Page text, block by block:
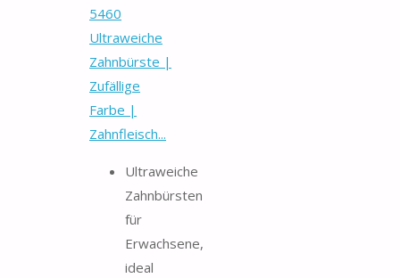
5460
Ultraweiche
Zahnbürste |
Zufällige
Farbe |
Zahnfleisch...
Ultraweiche
Zahnbürsten
für
Erwachsene,
ideal